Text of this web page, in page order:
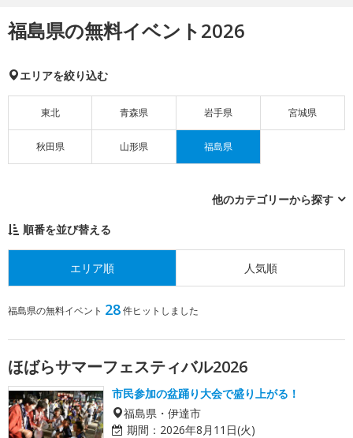
福島県の無料イベント2026
エリアを絞り込む
東北 青森県 岩手県 宮城県
秋田県 山形県 福島県
他のカテゴリーから探す
順番を並び替える
エリア順 人気順
福島県の無料イベント 28件ヒットしました
ほばらサマーフェスティバル2026
市民参加の盆踊り大会で盛り上がる！
福島県・伊達市
期間： 2026年8月11日(火)